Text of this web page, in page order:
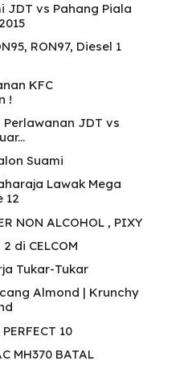
JDT vs Pahang Piala
RON97, Diesel 1
KFC
!
JDT vs
Suami
Lawak Mega
12
NON ALCOHOL , PIXY
di CELCOM
Tukar-Tukar
Almond | Krunchy
10
MH370 BATAL